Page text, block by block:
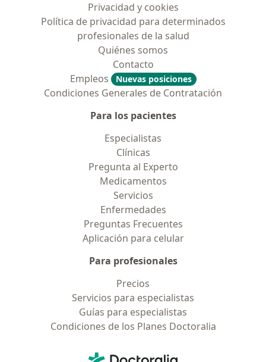
Privacidad y cookies
Política de privacidad para determinados
profesionales de la salud
Quiénes somos
Contacto
Empleos
Nuevas posiciones
Condiciones Generales de Contratación
Para los pacientes
Especialistas
Clínicas
Pregunta al Experto
Medicamentos
Servicios
Enfermedades
Preguntas Frecuentes
Aplicación para celular
Para profesionales
Precios
Servicios para especialistas
Guías para especialistas
Condiciones de los Planes Doctoralia
Doctoralia - Página de inicio